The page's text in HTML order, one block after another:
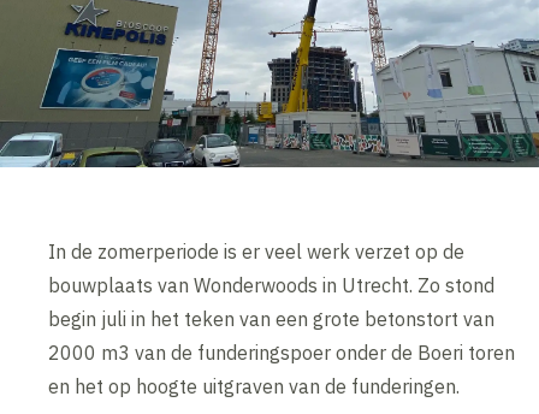
In de zomerperiode is er veel werk verzet op de
bouwplaats van Wonderwoods in Utrecht. Zo stond
begin juli in het teken van een grote betonstort van
2000 m3 van de funderingspoer onder de Boeri toren
en het op hoogte uitgraven van de funderingen.